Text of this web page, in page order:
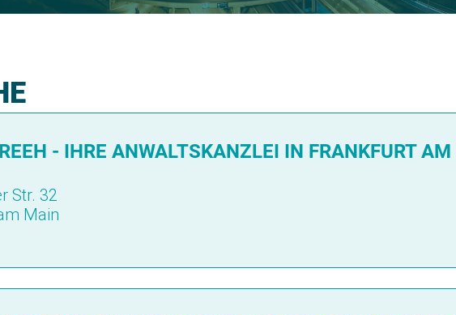
- IHRE ANWALTSKANZLEI IN FRANKFURT
Str. 32
Main